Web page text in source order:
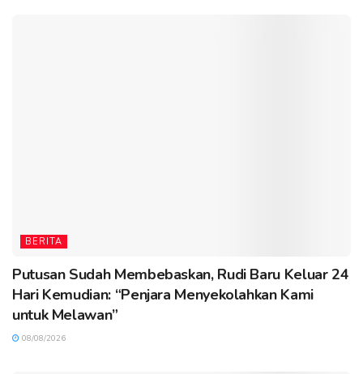
BERITA
Putusan Sudah Membebaskan, Rudi Baru Keluar 24
Hari Kemudian: “Penjara Menyekolahkan Kami
untuk Melawan”
08/08/2026